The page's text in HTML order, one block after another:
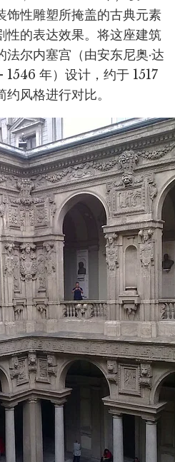
饰性雕塑所掩盖的古典元素
性的表达效果。将这座建筑
尔内塞宫（由安东尼奥·达
1546 年）设计，约于 1517
风格进行对比。